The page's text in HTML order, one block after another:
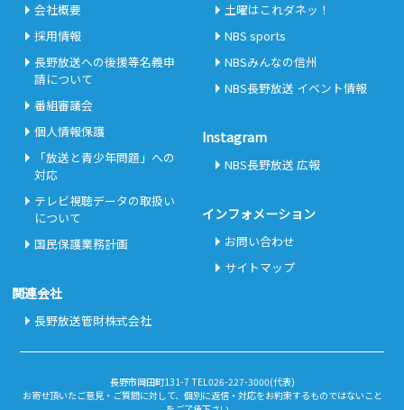
会社概要
採用情報
長野放送への後援等名義申
請について
番組審議会
個人情報保護
「放送と青少年問題」への
対応
テレビ視聴データの取扱い
について
国民保護業務計画
関連会社
長野放送管財株式会社
土曜はこれダネッ！
NBS sports
NBSみんなの信州
NBS長野放送 イベント情報
Instagram
NBS長野放送 広報
インフォメーション
お問い合わせ
サイトマップ
長野市岡田町131-7 TEL026-227-3000(代表)
お寄せ頂いたご意見・ご質問に対して、個別に返信・対応をお約束するものではないこと